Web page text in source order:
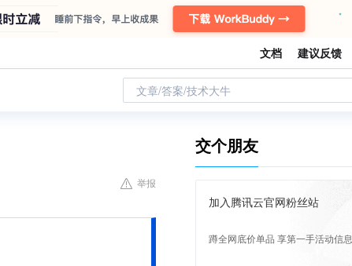
文档 建议反馈
文章/答案/技术大牛
举报
交个朋友
加入腾讯云官网粉丝站
蹲全网底价单品 享第一手活动信息